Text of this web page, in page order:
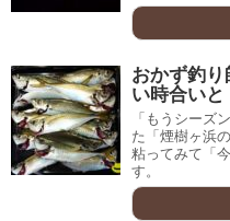
おかず釣
い時合い
「もうシーズ
た「煙樹ヶ浜
粘ってみて「
す。